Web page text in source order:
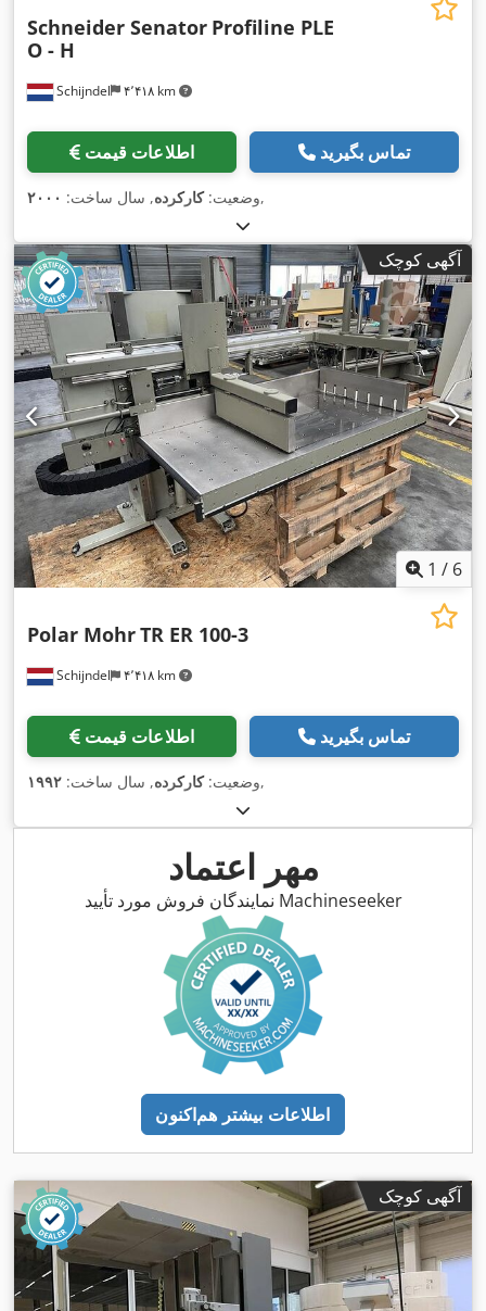
Schijndel ۴٬۴۱۸ km
Schneider Senator Profiline PLE
O - H
اطلاعات قیمت تماس بگیرید
وضعیت:کارکرده, سال ساخت: ۲۰۰۰ ,
آگهی کوچک
1 / 6
Schijndel ۴٬۴۱۸ km
Polar MohrTR ER 100-3
اطلاعات قیمت تماس بگیرید
وضعیت:کارکرده, سال ساخت: ۱۹۹۲ ,
مهر اعتماد
نمایندگان فروش مورد تأیید Machineseeker
اطلاعات بیشتر هم‌اکنون
آگهی کوچک